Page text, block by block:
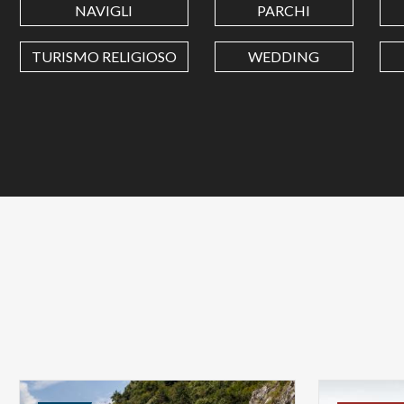
NAVIGLI PARCHI
TURISMO RELIGIOSO WEDDING